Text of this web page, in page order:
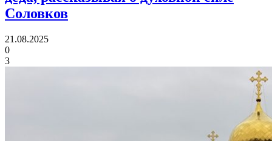
Соловков
21.08.2025
0
3